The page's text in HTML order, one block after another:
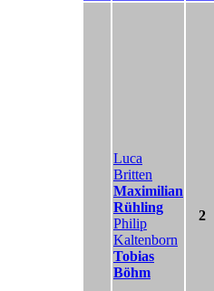
Luca
Britten
Maximilian
Rühling
Philip
Kaltenborn
Tobias
Böhm
2